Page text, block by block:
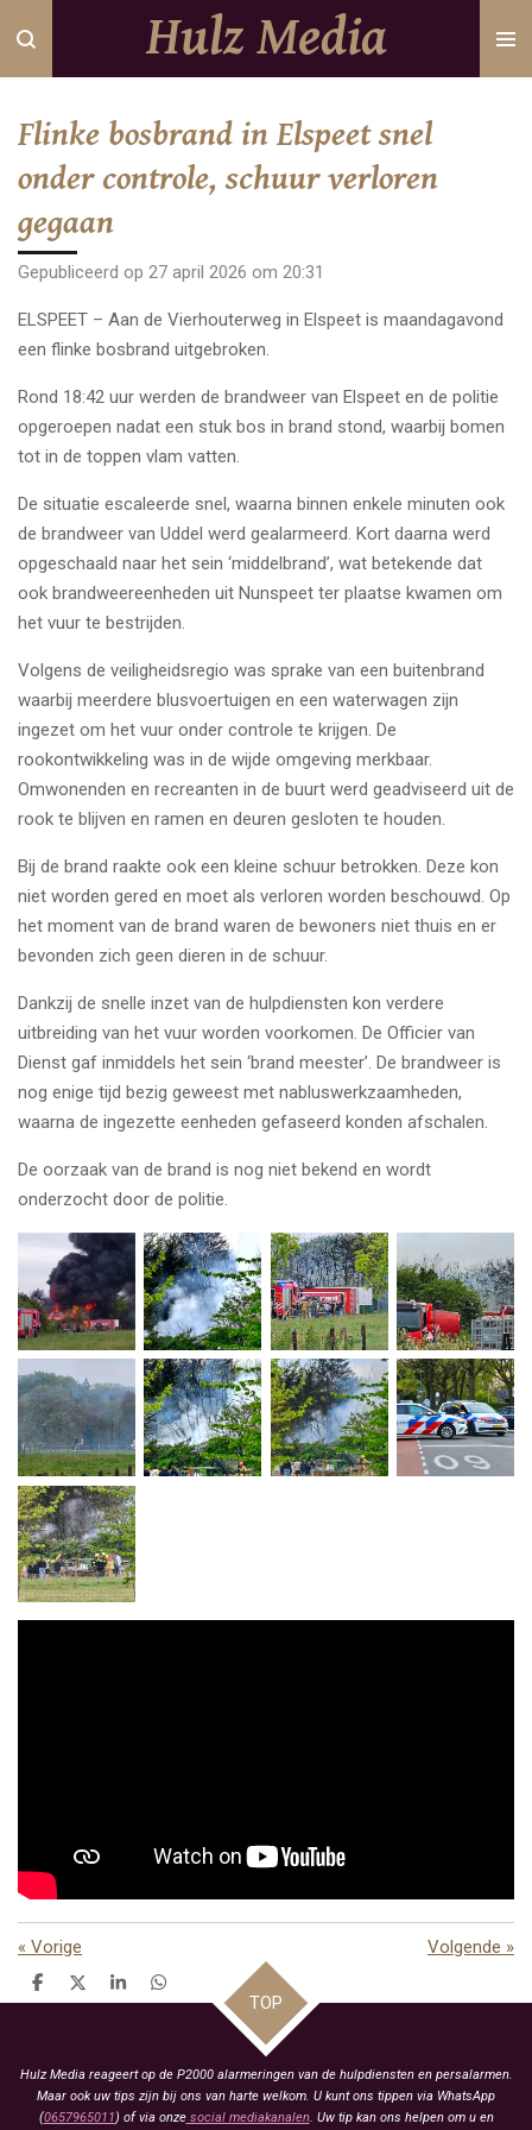
Ga
direct
hoofdinhoud
Hulz Media
Flinke bosbrand in Elspeet snel
onder controle, schuur verloren
gegaan
Gepubliceerd op 27 april 2026 om 20:31
ELSPEET – Aan de Vierhouterweg in Elspeet is maandagavond
een flinke bosbrand uitgebroken.
Rond 18:42 uur werden de brandweer van Elspeet en de politie
opgeroepen nadat een stuk bos in brand stond, waarbij bomen
tot in de toppen vlam vatten.
De situatie escaleerde snel, waarna binnen enkele minuten ook
de brandweer van Uddel werd gealarmeerd. Kort daarna werd
opgeschaald naar het sein ‘middelbrand’, wat betekende dat
ook brandweereenheden uit Nunspeet ter plaatse kwamen om
het vuur te bestrijden.
Volgens de veiligheidsregio was sprake van een buitenbrand
waarbij meerdere blusvoertuigen en een waterwagen zijn
ingezet om het vuur onder controle te krijgen. De
rookontwikkeling was in de wijde omgeving merkbaar.
Omwonenden en recreanten in de buurt werd geadviseerd uit de
rook te blijven en ramen en deuren gesloten te houden.
Bij de brand raakte ook een kleine schuur betrokken. Deze kon
niet worden gered en moet als verloren worden beschouwd. Op
het moment van de brand waren de bewoners niet thuis en er
bevonden zich geen dieren in de schuur.
Dankzij de snelle inzet van de hulpdiensten kon verdere
uitbreiding van het vuur worden voorkomen. De Officier van
Dienst gaf inmiddels het sein ‘brand meester’. De brandweer is
nog enige tijd bezig geweest met nabluswerkzaamheden,
waarna de ingezette eenheden gefaseerd konden afschalen.
De oorzaak van de brand is nog niet bekend en wordt
onderzocht door de politie.
« Vorige Volgende »
D
e
D
e
S
h
D
e
TOP
Hulz Media reageert op de P2000 alarmeringen van de hulpdiensten en persalarmen.
Maar ook uw tips zijn bij ons van harte welkom. U kunt ons tippen via WhatsApp
(0657965011) of via onzesocial mediakanalen. Uw tip kan ons helpen om u en